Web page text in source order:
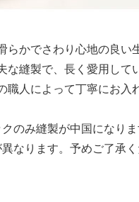
らかでさわり心地の良い
な縫製で、長く愛用して
職人によって丁寧にお入
のみ縫製が中国になり
なります。予めご了承